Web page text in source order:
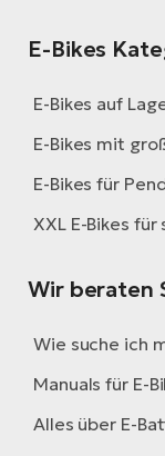
E-Bikes
E-Bikes auf
E-Bikes mit
E-Bikes für
XXL E-Bikes
Wir beraten
Wie suche ich
Manuals für E-
Alles über E-